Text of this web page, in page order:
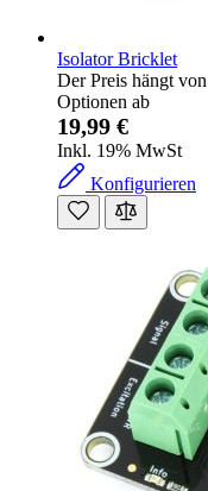
Isolator Bricklet
Der Preis hängt
Optionen ab
19,99 €
Inkl. 19% MwSt
Konfigurieren